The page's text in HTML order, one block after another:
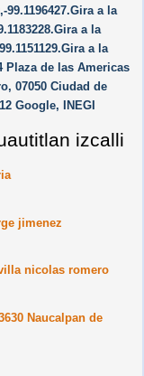
99.1196427.Gira a la
a la
a la
Plaza de las Americas
07050 Ciudad de
Google, INEGI
izcalli
jimenez
nicolas romero
Naucalpan de